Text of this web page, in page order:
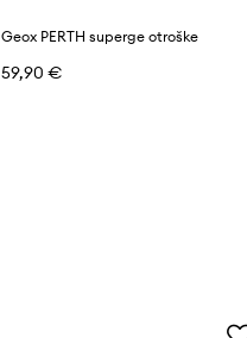
Geox PERTH superge otroške
59,90 €